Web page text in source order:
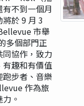
不到一個月
於 9 月 3
市舉
多個部門正
協作，致力
趣和有價值
步者、音樂
作為旅
。